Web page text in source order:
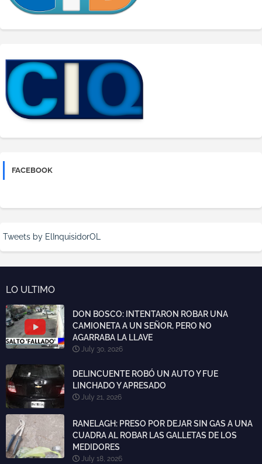
FACEBOOK
Tweets by ElInquisidorOL
LO ULTIMO
DON BOSCO: INTENTARON ROBAR UNA
CAMIONETA A UN SEÑOR, PERO NO
AGARRABA LA LLAVE
July 30, 2026
DELINCUENTE ROBÓ UN AUTO Y FUE
LINCHADO Y APRESADO
July 21, 2026
RANELAGH: PRESO POR DEJAR SIN GAS A UNA
CUADRA AL ROBAR LAS GALLETAS DE LOS
MEDIDORES
July 18, 2026